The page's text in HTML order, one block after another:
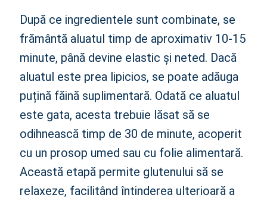
După ce ingredientele sunt combinate, se
frământă aluatul timp de aproximativ 10-15
minute, până devine elastic și neted. Dacă
aluatul este prea lipicios, se poate adăuga
puțină făină suplimentară. Odată ce aluatul
este gata, acesta trebuie lăsat să se
odihnească timp de 30 de minute, acoperit
cu un prosop umed sau cu folie alimentară.
Această etapă permite glutenului să se
relaxeze, facilitând întinderea ulterioară a